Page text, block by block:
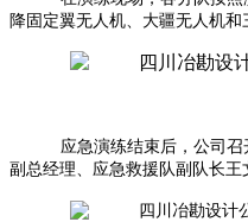
降固定翼无人机、大疆无人机
应急演练结束后，公司
副总经理、应急救援队副队长